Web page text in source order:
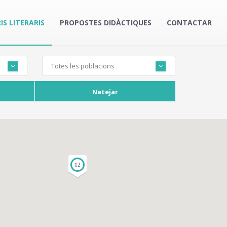
LITERARIS PROPOSTES DIDÀCTIQUES CONTACTAR
Totes les poblacions
Netejar
12